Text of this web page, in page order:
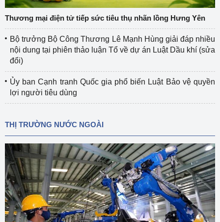
Thương mại điện tử tiếp sức tiêu thụ nhãn lồng Hưng Yên
Bộ trưởng Bộ Công Thương Lê Mạnh Hùng giải đáp nhiều
nội dung tại phiên thảo luận Tổ về dự án Luật Dầu khí (sửa
đổi)
Ủy ban Cạnh tranh Quốc gia phổ biến Luật Bảo vệ quyền
lợi người tiêu dùng
THỊ TRƯỜNG NƯỚC NGOÀI